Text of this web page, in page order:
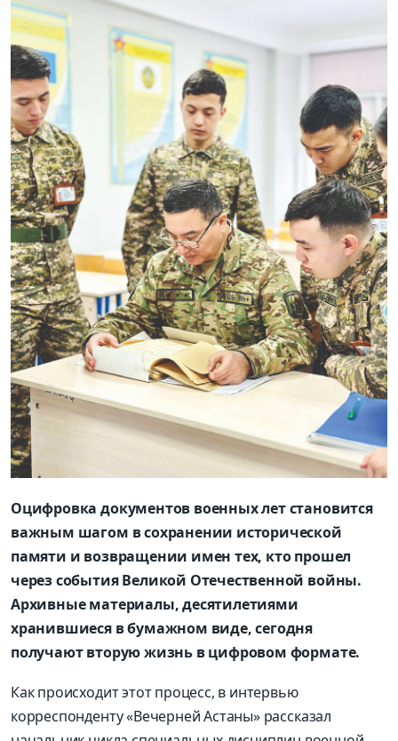
Оцифровка документов военных лет становится
важным шагом в сохранении исторической
памяти и возвращении имен тех, кто прошел
через события Великой Отечественной войны.
Архивные материалы, десятилетиями
хранившиеся в бумажном виде, сегодня
получают вторую жизнь в цифровом формате.
Как происходит этот процесс, в интервью
корреспонденту «Вечерней Астаны» рассказал